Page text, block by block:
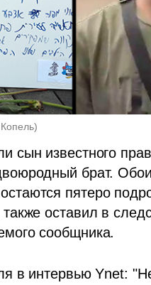
)
сын известного
брат.
пятеро
оставил в
сообщника.
в интервью Ynet: